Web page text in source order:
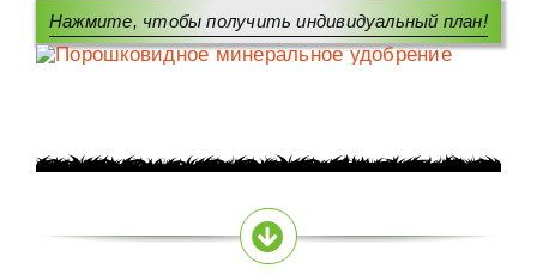
Нажмите, чтобы получить индивидуальный план!